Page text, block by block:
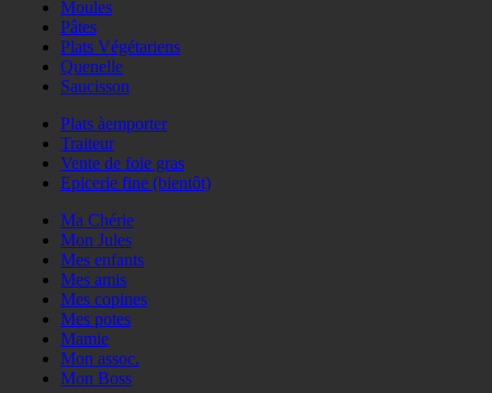
Moules
Pâtes
Plats Végétariens
Quenelle
Saucisson
Plats àemporter
Traiteur
Vente de foie gras
Epicerie fine (bientôt)
Ma Chérie
Mon Jules
Mes enfants
Mes amis
Mes copines
Mes potes
Mamie
Mon assoc.
Mon Boss